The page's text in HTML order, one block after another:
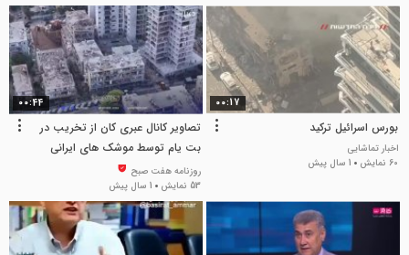
00:17
بورس اسرائیل ترکید
اخبار تماشایی
60 نمایش
1 سال پیش
00:44
تصاویر کانال عبری کان از تخریب در
بت یام توسط موشک های ایرانی
روزنامه هفت صبح
53 نمایش
1 سال پیش